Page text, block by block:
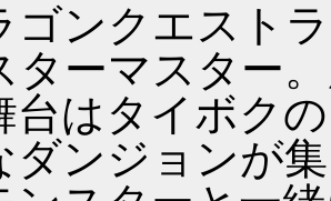
ンクエスト
ターマスター
台はタイボク
ダンジョンが